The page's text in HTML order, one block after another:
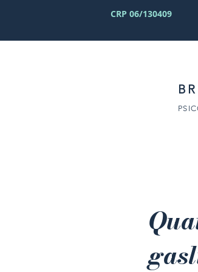
CRP 06/130409